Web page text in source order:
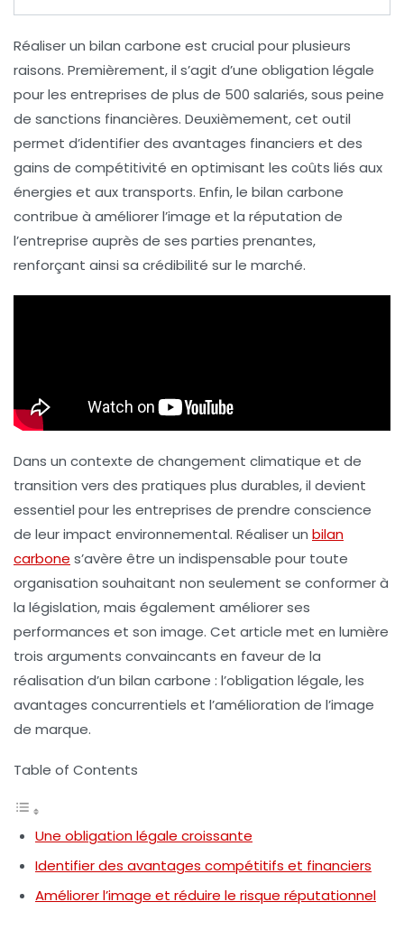
Réaliser un bilan carbone est crucial pour plusieurs
raisons. Premièrement, il s’agit d’une obligation légale
pour les entreprises de plus de 500 salariés, sous peine
de sanctions financières. Deuxièmement, cet outil
permet d’identifier des avantages financiers et des
gains de compétitivité en optimisant les coûts liés aux
énergies et aux transports. Enfin, le bilan carbone
contribue à améliorer l’image et la réputation de
l’entreprise auprès de ses parties prenantes,
renforçant ainsi sa crédibilité sur le marché.
Dans un contexte de changement climatique et de
transition vers des pratiques plus durables, il devient
essentiel pour les entreprises de prendre conscience
de leur impact environnemental. Réaliser un bilan
carbone s’avère être un indispensable pour toute
organisation souhaitant non seulement se conformer à
la législation, mais également améliorer ses
performances et son image. Cet article met en lumière
trois arguments convaincants en faveur de la
réalisation d’un bilan carbone : l’obligation légale, les
avantages concurrentiels et l’amélioration de l’image
de marque.
Table of Contents
Une obligation légale croissante
Identifier des avantages compétitifs et financiers
Améliorer l’image et réduire le risque réputationnel